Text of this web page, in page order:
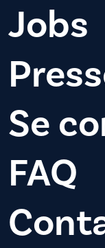
Jobs
Se
FAQ